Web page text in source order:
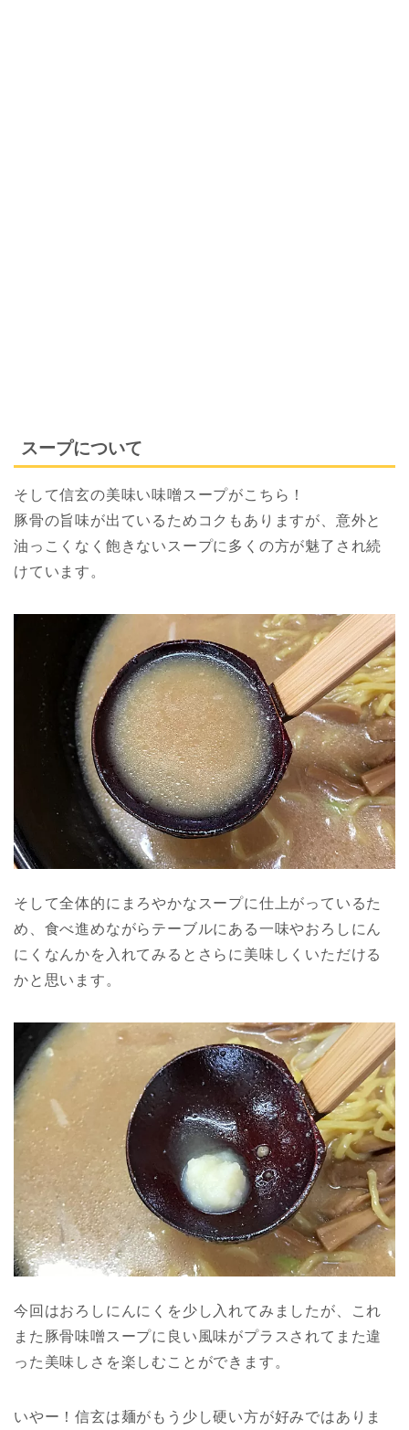
スープについて
そして信玄の美味い味噌スープがこちら！
豚骨の旨味が出ているためコクもありますが、意外と
油っこくなく飽きないスープに多くの方が魅了され続
けています。
そして全体的にまろやかなスープに仕上がっているた
め、食べ進めながらテーブルにある一味やおろしにん
にくなんかを入れてみるとさらに美味しくいただける
かと思います。
今回はおろしにんにくを少し入れてみましたが、これ
また豚骨味噌スープに良い風味がプラスされてまた違
った美味しさを楽しむことができます。
いやー！信玄は麺がもう少し硬い方が好みではありま